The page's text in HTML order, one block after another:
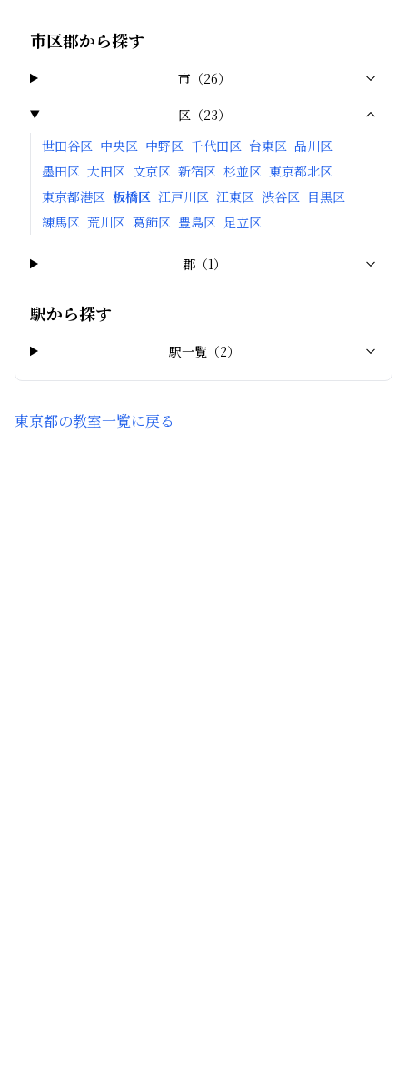
市区郡から探す
市 （26）
区 （23）
世田谷区 中央区 中野区 千代田区 台東区 品川区
墨田区 大田区 文京区 新宿区 杉並区 東京都北区
東京都港区 板橋区 江戸川区 江東区 渋谷区 目黒区
練馬区 荒川区 葛飾区 豊島区 足立区
郡 （1）
駅から探す
駅一覧（2）
東京都の教室一覧に戻る